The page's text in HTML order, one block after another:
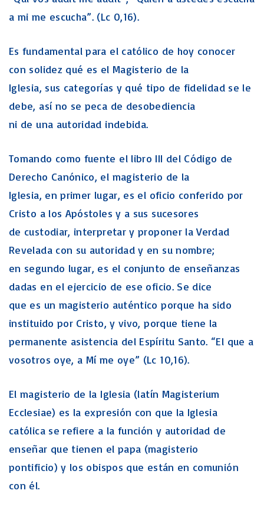
a mi me escucha”. (Lc 0,16).
Es fundamental para el católico de hoy conocer
con solidez qué es el Magisterio de la
Iglesia, sus categorías y qué tipo de fidelidad se le
debe, así no se peca de desobediencia
ni de una autoridad indebida.
Tomando como fuente el libro III del Código de
Derecho Canónico, el magisterio de la
Iglesia, en primer lugar, es el oficio conferido por
Cristo a los Apóstoles y a sus sucesores
de custodiar, interpretar y proponer la Verdad
Revelada con su autoridad y en su nombre;
en segundo lugar, es el conjunto de enseñanzas
dadas en el ejercicio de ese oficio. Se dice
que es un magisterio auténtico porque ha sido
instituido por Cristo, y vivo, porque tiene la
permanente asistencia del Espíritu Santo. “El que a
vosotros oye, a Mí me oye” (Lc 10,16).
El magisterio de la Iglesia (latín Magisterium
Ecclesiae) es la expresión con que la Iglesia
católica se refiere a la función y autoridad de
enseñar que tienen el papa (magisterio
pontificio) y los obispos que están en comunión
con él.